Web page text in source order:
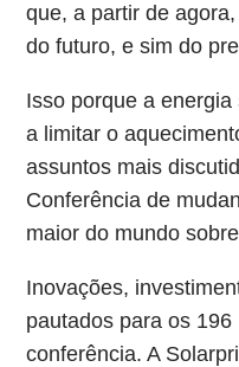
que, a partir de
do futuro, e sim do
Isso porque a
a limitar o
assuntos mais
Conferência de
maior do mundo
Inovações,
pautados para os
conferência. A